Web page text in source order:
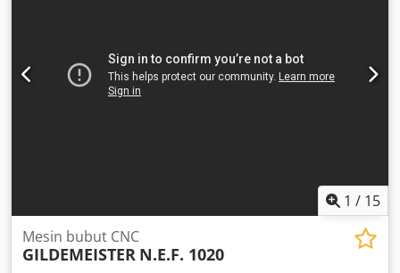
1 / 15
Mesin bubut CNC
GILDEMEISTER N.E.F. 1020